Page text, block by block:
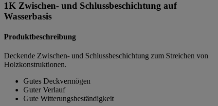
1K Zwischen- und Schlussbeschichtung auf
Wasserbasis
Produktbeschreibung
Deckende Zwischen- und Schlussbeschichtung zum Streichen von
Holzkonstruktionen.
Gutes Deckvermögen
Guter Verlauf
Gute Witterungsbeständigkeit